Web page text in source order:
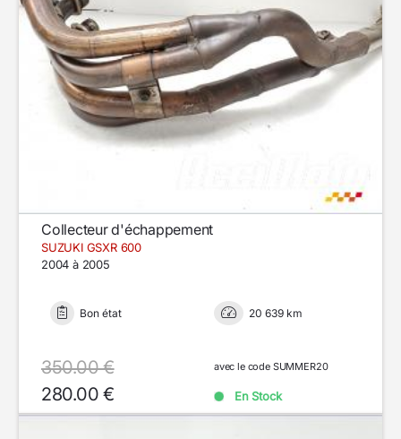
Collecteur d'échappement
SUZUKI GSXR 600
2004 à 2005
Bon état 20 639 km
350.00 €
280.00 €
avec le code SUMMER20
En Stock